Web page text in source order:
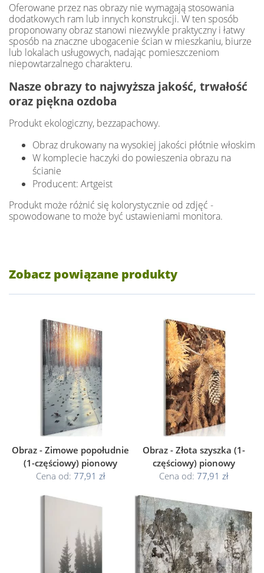
Oferowane przez nas obrazy nie wymagają stosowania
dodatkowych ram lub innych konstrukcji. W ten sposób
proponowany obraz stanowi niezwykle praktyczny i łatwy
sposób na znaczne ubogacenie ścian w mieszkaniu, biurze
lub lokalach usługowych, nadając pomieszczeniom
niepowtarzalnego charakteru.
Nasze obrazy to najwyższa jakość, trwałość
oraz piękna ozdoba
Produkt ekologiczny, bezzapachowy.
Obraz drukowany na wysokiej jakości płótnie włoskim
W komplecie haczyki do powieszenia obrazu na
ścianie
Producent: Artgeist
Produkt może różnić się kolorystycznie od zdjęć -
spowodowane to może być ustawieniami monitora.
Zobacz powiązane produkty
Obraz - Zimowe popołudnie
(1-częściowy) pionowy
Cena od: 77,91 zł
Obraz - Złota szyszka (1-
częściowy) pionowy
Cena od: 77,91 zł